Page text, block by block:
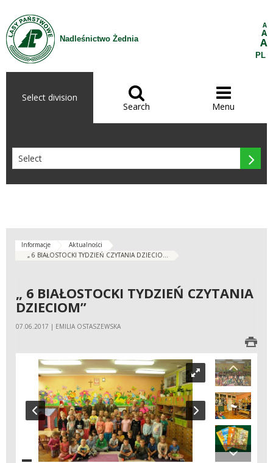
Skip to Content
Nadleśnictwo Żednia
A
A
A
PL
Select division 
Search

Menu

Informacje
Aktualności
„ 6 BIAŁOSTOCKI TYDZIEŃ CZYTANIA DZIECIO...
„ 6 BIAŁOSTOCKI TYDZIEŃ CZYTANIA
DZIECIOM”
07.06.2017 | EMILIA OSTASZEWSKA